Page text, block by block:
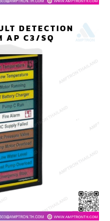
DETECTION
AP C3/SQ